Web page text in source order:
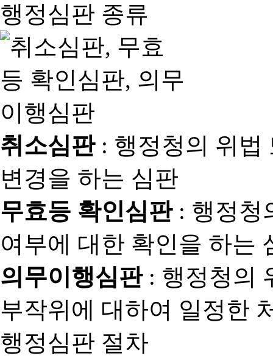
행정심판 종류
취소심판: 행정청의 위법
변경을 하는 심판
무효등 확인심판: 행정청
여부에 대한 확인을 하는
의무이행심판: 행정청의
부작위에 대하여 일정한
행정심판 절차